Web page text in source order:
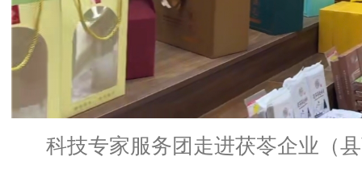
科技专家服务团走进茯苓企业（